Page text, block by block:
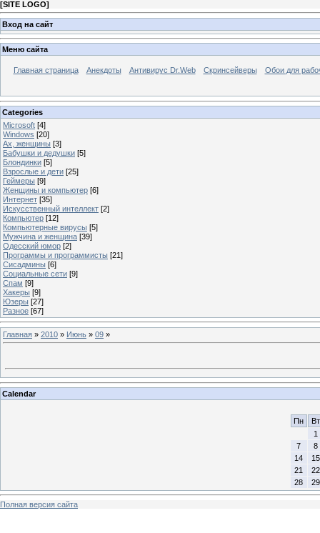
[SITE LOGO]
Вход на сайт
Меню сайта
Главная страница Анекдоты Антивирус Dr.Web Скринсейверы Обои для
Categories
Microsoft [4]
Windows [20]
Ах, женщины [3]
Бабушки и дедушки [5]
Блондинки [5]
Взрослые и дети [25]
Геймеры [9]
Женщины и компьютер [6]
Интернет [35]
Искусственный интеллект [2]
Компьютер [12]
Компьютерные вирусы [5]
Мужчина и женщина [39]
Одесский юмор [2]
Программы и программисты [21]
Сисадмины [6]
Социальные сети [9]
Спам [9]
Хакеры [9]
Юзеры [27]
Разное [67]
Главная » 2010 » Июнь » 09 »
Calendar
Пн
Вт
1
7
8
14
15
21
22
28
29
Полная версия сайта